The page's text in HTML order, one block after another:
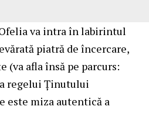
va intra în labirintul
piatră de încercare,
(va afla însă pe parcurs:
regelui Ținutului
este miza autentică a